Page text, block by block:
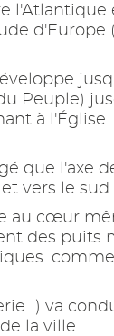
l'Atlantique
d'Europe
Peuple)
à l'Église
que l'axe
vers le sud.
au cœur
des puits
va
la ville